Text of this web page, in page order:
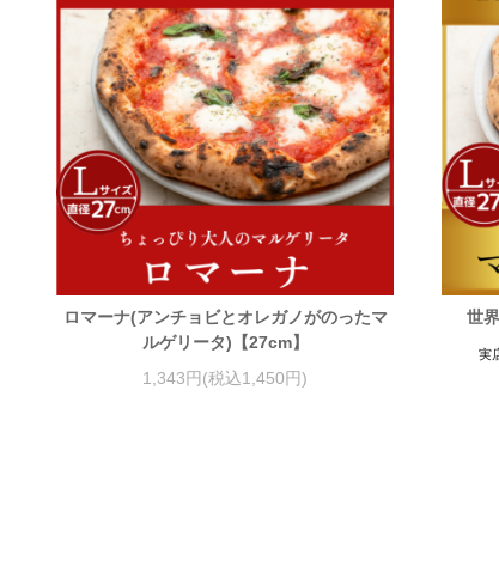
ロマーナ(アンチョビとオレガノがのったマ
ルゲリータ)【27cm】
1,343円(税込1,450円)
世
実